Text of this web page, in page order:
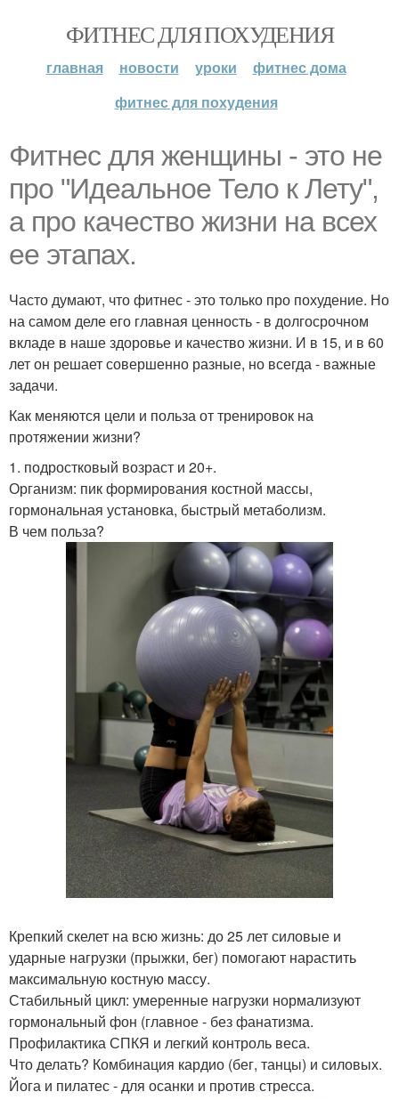
ФИТНЕС ДЛЯ ПОХУДЕНИЯ
главная новости уроки
фитнес дома
фитнес для похудения
Фитнес для женщины - это не
про "Идеальное Тело к Лету",
а про качество жизни на всех
ее этапах.
Часто думают, что фитнес - это только про похудение. Но
на самом деле его главная ценность - в долгосрочном
вкладе в наше здоровье и качество жизни. И в 15, и в 60
лет он решает совершенно разные, но всегда - важные
задачи.
Как меняются цели и польза от тренировок на
протяжении жизни?
1. подростковый возраст и 20+.
Организм: пик формирования костной массы,
гормональная установка, быстрый метаболизм.
В чем польза?
Крепкий скелет на всю жизнь: до 25 лет силовые и
ударные нагрузки (прыжки, бег) помогают нарастить
максимальную костную массу.
Стабильный цикл: умеренные нагрузки нормализуют
гормональный фон (главное - без фанатизма.
Профилактика СПКЯ и легкий контроль веса.
Что делать? Комбинация кардио (бег, танцы) и силовых.
Йога и пилатес - для осанки и против стресса.